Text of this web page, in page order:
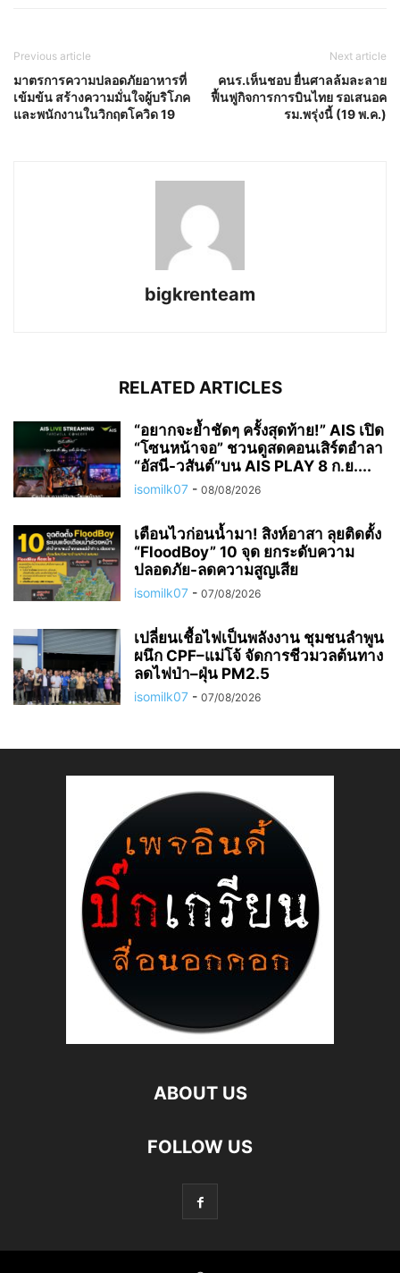
Previous article
มาตรการความปลอดภัยอาหารที่
เข้มข้น สร้างความมั่นใจผู้บริโภค
และพนักงานในวิกฤตโควิด 19
Next article
คนร.เห็นชอบ ยื่นศาลล้มละลาย
ฟื้นฟูกิจการการบินไทย รอเสนอค
รม.พรุ่งนี้ (19 พ.ค.)
bigkrenteam
RELATED ARTICLES
“อยากจะย้ำชัดๆ ครั้งสุดท้าย!” AIS เปิด
“โซนหน้าจอ” ชวนดูสดคอนเสิร์ตอำลา
“อัสนี-วสันต์”บน AIS PLAY 8 ก.ย....
isomilk07 - 08/08/2026
เตือนไวก่อนน้ำมา! สิงห์อาสา ลุยติดตั้ง
“FloodBoy” 10 จุด ยกระดับความ
ปลอดภัย-ลดความสูญเสีย
isomilk07 - 07/08/2026
เปลี่ยนเชื้อไฟเป็นพลังงาน ชุมชนลำพูน
ผนึก CPF–แม่โจ้ จัดการชีวมวลต้นทาง
ลดไฟป่า–ฝุ่น PM2.5
isomilk07 - 07/08/2026
ABOUT US
FOLLOW US